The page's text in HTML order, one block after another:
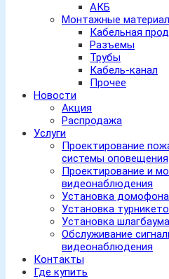
АКБ
Монтажные
Кабельная
Разъемы
Трубы
Кабель-канал
Прочее
Новости
Акция
Распродажа
Услуги
Проектирование
системы оповещения
Проектирование и
видеонаблюдения
Установка
Установка
Установка шлагбаума
Обслуживание
видеонаблюдения
Контакты
Где купить